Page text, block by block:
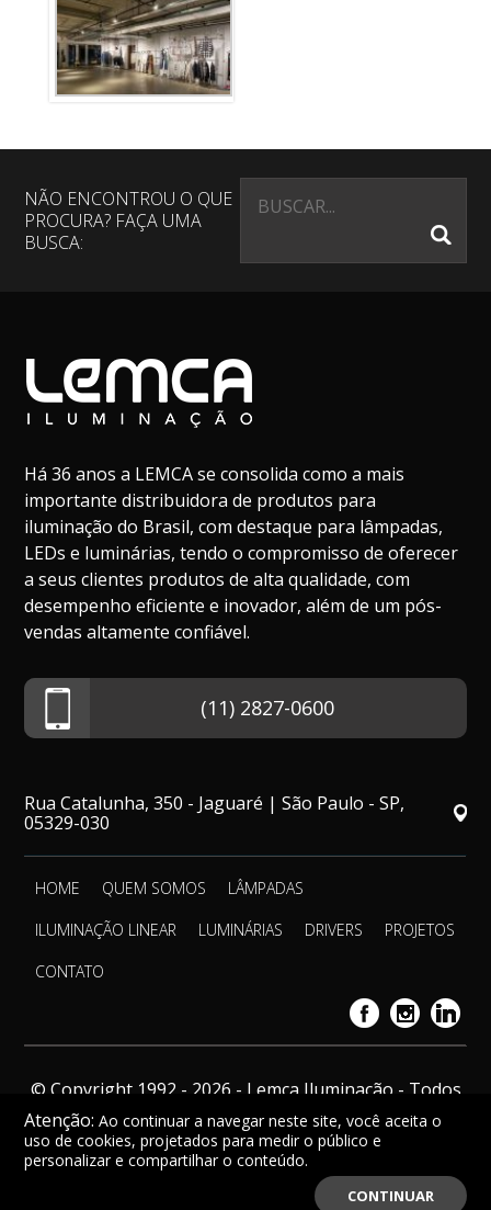
NÃO ENCONTROU O QUE
PROCURA? FAÇA UMA
BUSCA:
Há 36 anos a LEMCA se consolida como a mais
importante distribuidora de produtos para
iluminação do Brasil, com destaque para lâmpadas,
LEDs e luminárias, tendo o compromisso de oferecer
a seus clientes produtos de alta qualidade, com
desempenho eficiente e inovador, além de um pós-
vendas altamente confiável.
(11) 2827-0600
Rua Catalunha, 350 - Jaguaré | São Paulo - SP,
05329-030
HOME QUEM SOMOS
LÂMPADAS
ILUMINAÇÃO LINEAR
LUMINÁRIAS DRIVERS
PROJETOS
CONTATO
© Copyright 1992 - 2026 - Lemca Iluminação - Todos
Atenção: Ao continuar a navegar neste site, você aceita o
uso de cookies, projetados para medir o público e
personalizar e compartilhar o conteúdo.
CONTINUAR